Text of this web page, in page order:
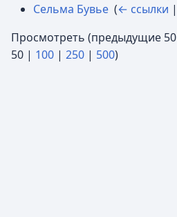
Сельма Бувье (← ссылки |
Просмотреть (предыдущие 50
50 | 100 | 250 | 500)